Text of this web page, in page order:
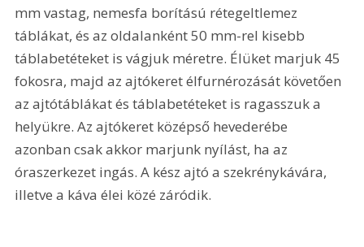
mm vastag, nemesfa borítású rétegeltlemez
táblákat, és az oldalanként 50 mm-rel kisebb
táblabetéteket is vágjuk méretre. Élüket marjuk 45
fokosra, majd az ajtókeret élfurnérozását követően
az ajtótáblákat és táblabetéteket is ragasszuk a
helyükre. Az ajtókeret középső hevederébe
azonban csak akkor marjunk nyílást, ha az
óraszerkezet ingás. A kész ajtó a szekrénykávára,
illetve a káva élei közé záródik.